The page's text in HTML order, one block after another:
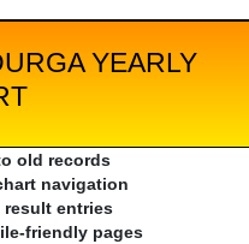
YEARLY
old records
navigation
result entries
friendly pages